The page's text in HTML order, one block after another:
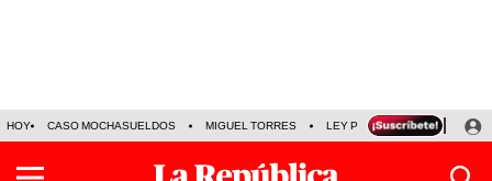
HOY CASO MOCHASUELDOS MIGUEL TORRES LEY PULPÍN PRECIO DEL